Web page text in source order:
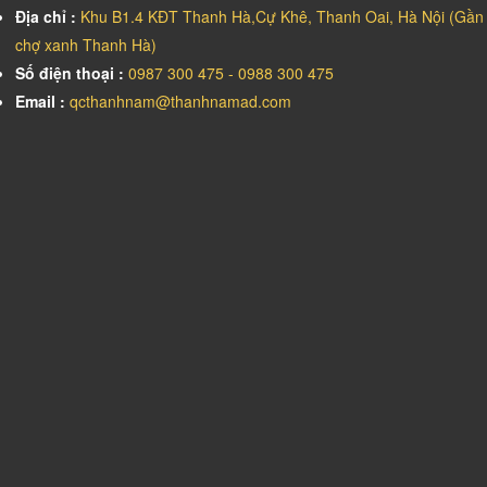
Địa chỉ : Khu B1.4 KĐT Thanh Hà,Cự Khê, Thanh Oai, Hà Nội (Gần
chợ xanh Thanh Hà)
Số điện thoại : 0987 300 475 - 0988 300 475
Email : qcthanhnam@thanhnamad.com